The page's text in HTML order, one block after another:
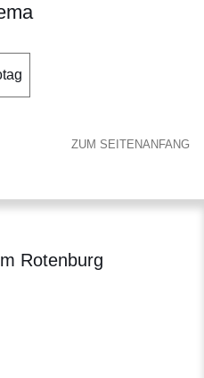
ZUM SEITENANFANG
Rotenburg